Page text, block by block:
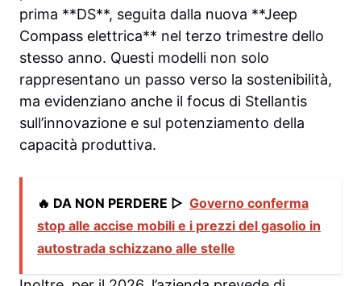
prima **DS**, seguita dalla nuova **Jeep
Compass elettrica** nel terzo trimestre dello
stesso anno. Questi modelli non solo
rappresentano un passo verso la sostenibilità,
ma evidenziano anche il focus di Stellantis
sull’innovazione e sul potenziamento della
capacità produttiva.
🔥 DA NON PERDERE ▷ Governo conferma
stop alle accise mobili e i prezzi del gasolio in
autostrada schizzano alle stelle